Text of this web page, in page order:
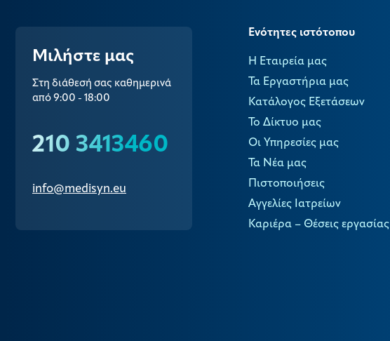
Μιλήστε μας
Στη διάθεσή σας καθημερινά
από 9:00 - 18:00
210 3413460
info@medisyn.eu
Ενότητες ιστότοπου
Η Εταιρεία μας
Τα Εργαστήρια μας
Κατάλογος Εξετάσεων
Το Δίκτυο μας
Οι Υπηρεσίες μας
Τα Νέα μας
Πιστοποιήσεις
Αγγελίες Ιατρείων
Καριέρα – Θέσεις εργασίας